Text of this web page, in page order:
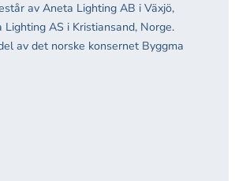
av Aneta Lighting AB i Växjö,
Lighting AS i Kristiansand, Norge.
av det norske konsernet Byggma